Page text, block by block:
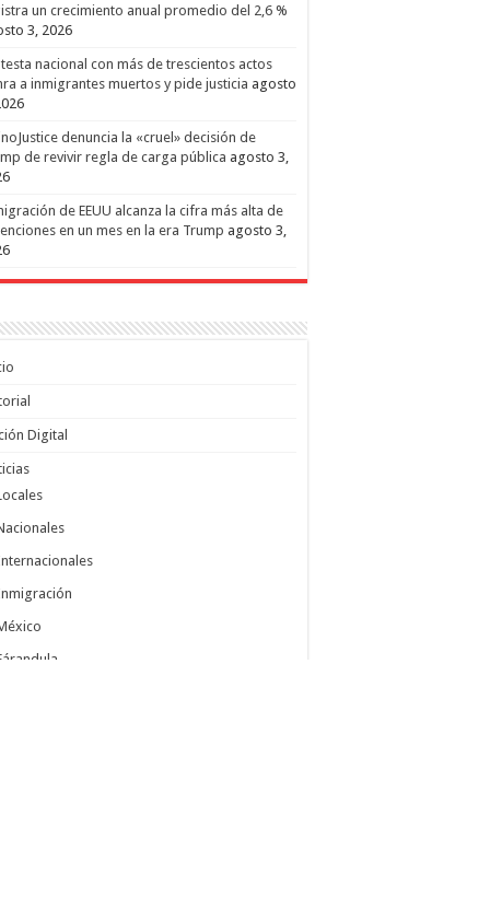
un crecimiento anual promedio del 2,6 %
3, 2026
nacional con más de trescientos actos
a inmigrantes muertos y pide justicia agosto
denuncia la «cruel» decisión de
de revivir regla de carga pública agosto 3,
de EEUU alcanza la cifra más alta de
en un mes en la era Trump agosto 3,
Digital